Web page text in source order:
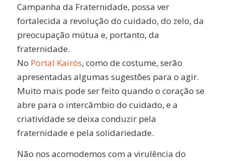
Campanha da Fraternidade, possa ver
fortalecida a revolução do cuidado, do zelo, da
preocupação mútua e, portanto, da
fraternidade.
No Portal Kairós, como de costume, serão
apresentadas algumas sugestões para o agir.
Muito mais pode ser feito quando o coração se
abre para o intercâmbio do cuidado, e a
criatividade se deixa conduzir pela
fraternidade e pela solidariedade.
Não nos acomodemos com a virulência do